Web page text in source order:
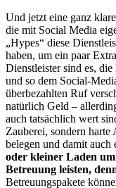
Und jetzt eine ganz klare
die mit Social Media
„Hypes“ diese
haben, um ein paar
Dienstleister sind es,
und so dem Social-
überbezahlten Ruf
natürlich Geld –
auch tatsächlich wert
Zauberei, sondern
belegen und damit auch
oder kleiner Laden
Betreuung leisten,
Betreuungspakete